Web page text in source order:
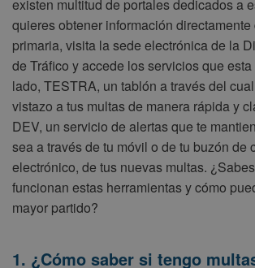
existen multitud de portales dedicados a
quieres obtener información
primaria, visita la sede electrónica de la
de Tráfico y accede los servicios que
lado, TESTRA, un tablón a través del
vistazo a tus multas de manera rápida y
DEV, un servicio de alertas que te
sea a través de tu móvil o de tu buzón de
electrónico, de tus nuevas multas.
funcionan estas herramientas y cómo
mayor partido?
1. ¿Cómo saber si tengo